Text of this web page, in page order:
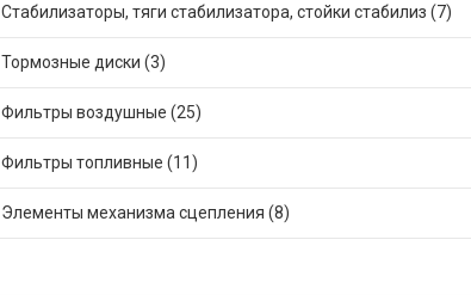
Стабилизаторы, тяги стабилизатора, стойки стабилиз (7)
Тормозные диски (3)
Фильтры воздушные (25)
Фильтры топливные (11)
Элементы механизма сцепления (8)